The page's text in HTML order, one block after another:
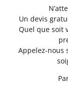
Un devis
Quel que soit
Appelez-nous